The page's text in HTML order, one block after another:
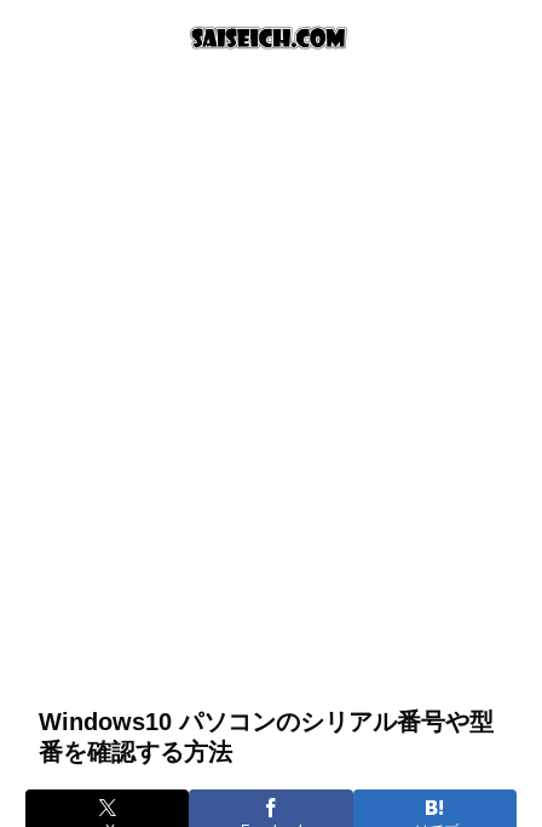
Windows10 パソコンのシリアル番号や型
番を確認する方法